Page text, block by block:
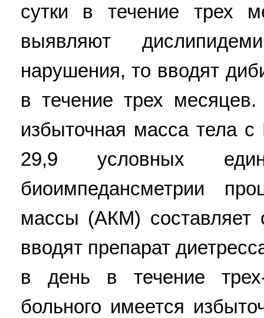
сутки в течение трех
выявляют
нарушения, то вводят
в течение трех
избыточная масса тела
29,9 условных
биоимпедансметрии
массы (АКМ) составляет
вводят препарат
в день в течение
больного имеется